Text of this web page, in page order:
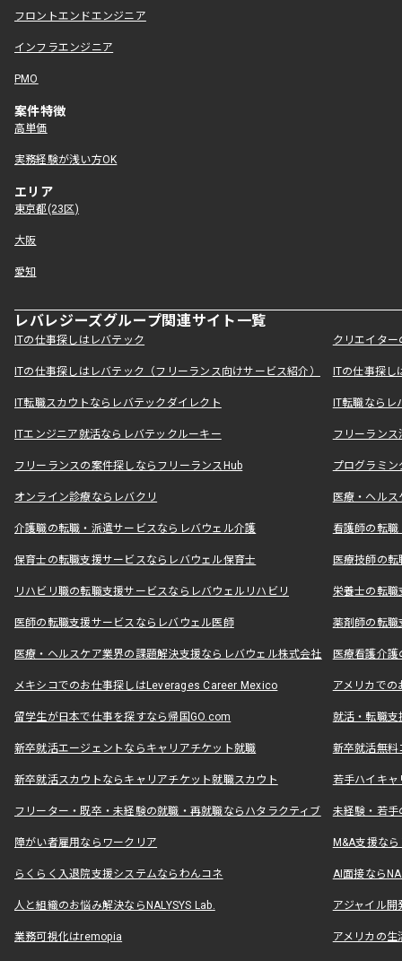
フロントエンドエンジニア
インフラエンジニア
PMO
案件特徴
高単価
実務経験が浅い方OK
エリア
東京都(23区)
大阪
愛知
レバレジーズグループ関連サイト一覧
ITの仕事探しはレバテック クリエイタ
ITの仕事探しはレバテック（フリーランス向けサービス紹介） ITの仕事探
IT転職スカウトならレバテックダイレクト IT転職なら
ITエンジニア就活ならレバテックルーキー フリーラン
フリーランスの案件探しならフリーランスHub プログラミ
オンライン診療ならレバクリ 医療・ヘル
介護職の転職・派遣サービスならレバウェル介護 看護師の転
保育士の転職支援サービスならレバウェル保育士 医療技師の
リハビリ職の転職支援サービスならレバウェルリハビリ 栄養士の転
医師の転職支援サービスならレバウェル医師 薬剤師の転
医療・ヘルスケア業界の課題解決支援ならレバウェル株式会社 医療看護介
メキシコでのお仕事探しはLeverages Career Mexico アメリカで
留学生が日本で仕事を探すなら帰国GO.com 就活・転職
新卒就活エージェントならキャリアチケット就職 新卒就活無料
新卒就活スカウトならキャリアチケット就職スカウト 若手ハイキ
フリーター・既卒・未経験の就職・再就職ならハタラクティブ 未経験・若手
障がい者雇用ならワークリア M&A支援な
らくらく入退院支援システムならわんコネ AI面接なら
人と組織のお悩み解決ならNALYSYS Lab. アジャイル
業務可視化はremopia アメリカの